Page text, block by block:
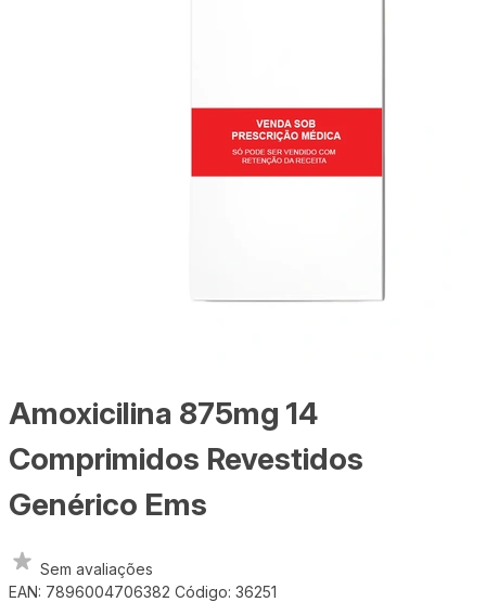
Amoxicilina 875mg 14
Comprimidos Revestidos
Genérico Ems
Sem avaliações
EAN: 7896004706382 Código: 36251